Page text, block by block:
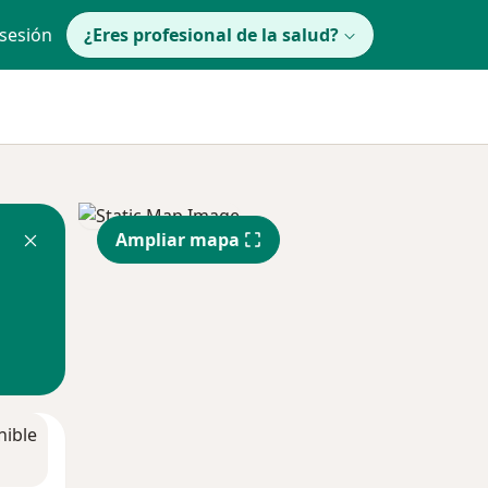
¿Eres profesional de la salud?
Ampliar mapa